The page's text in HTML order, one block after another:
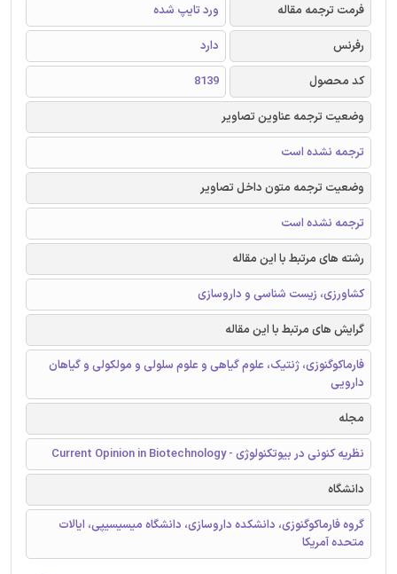
فرمت ترجمه مقاله
ورد تایپ شده
رفرنس
دارد
کد محصول
8139
وضعیت ترجمه عناوین تصاویر
ترجمه نشده است
وضعیت ترجمه متون داخل تصاویر
ترجمه نشده است
رشته های مرتبط با این مقاله
کشاورزی، زیست شناسی و داروسازی
گرایش های مرتبط با این مقاله
فارماکوگنوزی، ژنتیک، علوم گیاهی و علوم سلولی و مولکولی و گیاهان
دارویی
مجله
نظریه کنونی در بیوتکنولوژی - Current Opinion in Biotechnology
دانشگاه
گروه فارماکوگنوزی، دانشکده داروسازی، دانشگاه میسیسیپی، ایالات
متحده آمریکا